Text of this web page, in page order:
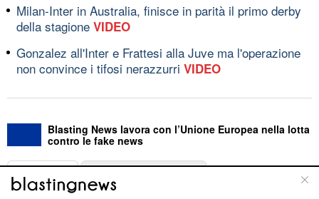
Milan-Inter in Australia, finisce in parità il primo derby
della stagione VIDEO
Gonzalez all'Inter e Frattesi alla Juve ma l'operazione
non convince i tifosi nerazzurri VIDEO
Blasting News lavora con l’Unione Europea nella lotta
contro le fake news
ABOUT